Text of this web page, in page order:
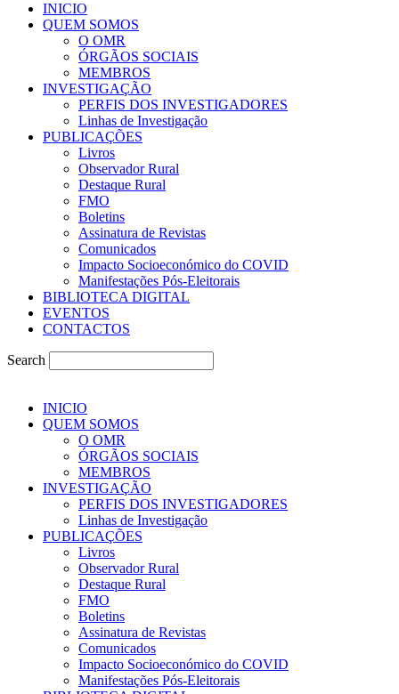
INICIO
QUEM SOMOS
O OMR
ÓRGÃOS SOCIAIS
MEMBROS
INVESTIGAÇÃO
PERFIS DOS INVESTIGADORES
Linhas de Investigação
PUBLICAÇÕES
Livros
Observador Rural
Destaque Rural
FMO
Boletins
Assinatura de Revistas
Comunicados
Impacto Socioeconómico do COVID
Manifestações Pós-Eleitorais
BIBLIOTECA DIGITAL
EVENTOS
CONTACTOS
Search
INICIO
QUEM SOMOS
O OMR
ÓRGÃOS SOCIAIS
MEMBROS
INVESTIGAÇÃO
PERFIS DOS INVESTIGADORES
Linhas de Investigação
PUBLICAÇÕES
Livros
Observador Rural
Destaque Rural
FMO
Boletins
Assinatura de Revistas
Comunicados
Impacto Socioeconómico do COVID
Manifestações Pós-Eleitorais